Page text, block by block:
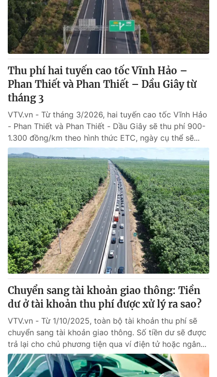
Thị trường 24h Tấm lòng Việt
VTV4 Vươn mình bằng AI
VTV9 VTV8
Liên hệ tòa soạn
THỜI BÁO VTV
Theo dõi báo trên
Cơ quan chủ quản:Đài Truyền hình Việt Nam
Cơ quan báo chí:Thời báo VTV
Giấy phép hoạt động báo in và báo điện tử số 483/GP-BTTTT
cấp ngày 29/12/2023
Tổng Biên tập:Vũ Thanh Thủy
Phó Tổng Biên tập:Nguyễn Thị Mỹ Hạnh, Phạm Quốc Thắng,
Nguyễn Trọng Ninh
Tổng đài VTV:024.38 355 931 - 024.38 355 932
Ðiện thoại Thời báo VTV:024.66 897 897
toasoan@vtv.vn
Liên hệ quảng cáo:024-7300.7108
Thu phí hai tuyến cao tốc Vĩnh Hảo –
Phan Thiết và Phan Thiết – Dầu Giây từ
tháng 3
VTV.vn - Từ tháng 3/2026, hai tuyến cao tốc Vĩnh Hảo
- Phan Thiết và Phan Thiết - Dầu Giây sẽ thu phí 900-
1.300 đồng/km theo hình thức ETC, ngày cụ thể sẽ...
Chuyển sang tài khoản giao thông: Tiền
dư ở tài khoản thu phí được xử lý ra sao?
VTV.vn - Từ 1/10/2025, toàn bộ tài khoản thu phí sẽ
chuyển sang tài khoản giao thông. Số tiền dư sẽ được
trả lại cho chủ phương tiện qua ví điện tử hoặc ngân...